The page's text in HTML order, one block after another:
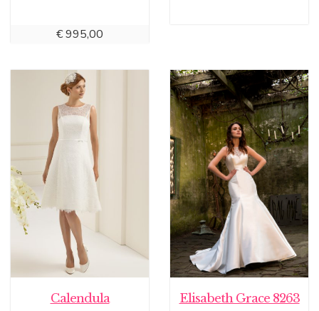
€995,00
Calendula Elisabeth Grace 8263